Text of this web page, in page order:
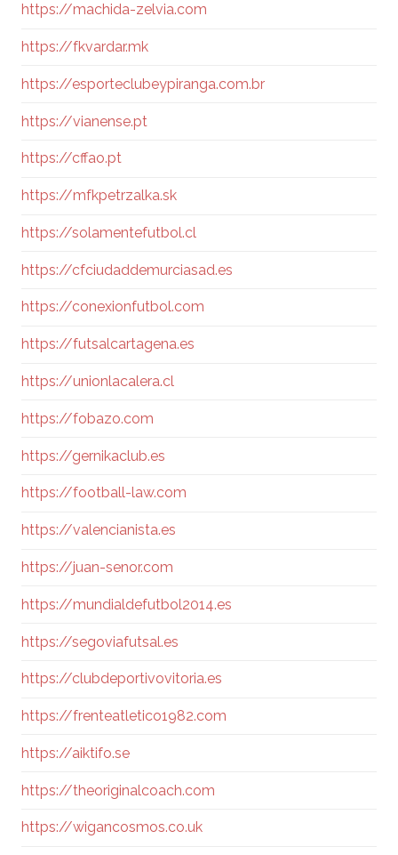
https://machida-zelvia.com
https://fkvardar.mk
https://esporteclubeypiranga.com.br
https://vianense.pt
https://cffao.pt
https://mfkpetrzalka.sk
https://solamentefutbol.cl
https://cfciudaddemurciasad.es
https://conexionfutbol.com
https://futsalcartagena.es
https://unionlacalera.cl
https://fobazo.com
https://gernikaclub.es
https://football-law.com
https://valencianista.es
https://juan-senor.com
https://mundialdefutbol2014.es
https://segoviafutsal.es
https://clubdeportivovitoria.es
https://frenteatletico1982.com
https://aiktifo.se
https://theoriginalcoach.com
https://wigancosmos.co.uk